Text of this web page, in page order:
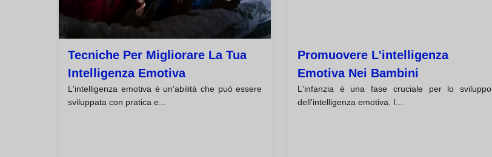
Tecniche Per Migliorare La Tua
Intelligenza Emotiva
L'intelligenza emotiva è un'abilità che può essere
sviluppata con pratica e...
Promuovere L'intelligenza
Emotiva Nei Bambini
L'infanzia è una fase cruciale per lo sviluppo
dell'intelligenza emotiva. I...